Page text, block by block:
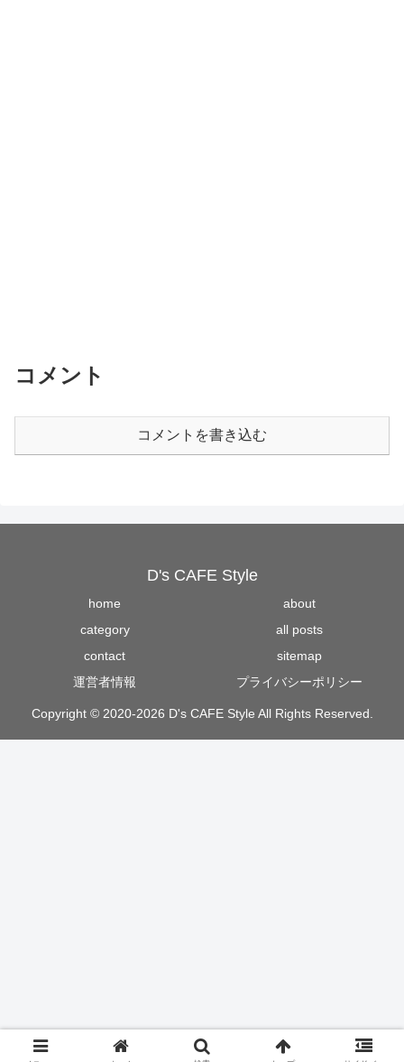
コメント
コメントを書き込む
D's CAFE Style
home
about
category
all posts
contact
sitemap
運営者情報
プライバシーポリシー
Copyright © 2020-2026 D's CAFE Style All Rights Reserved.